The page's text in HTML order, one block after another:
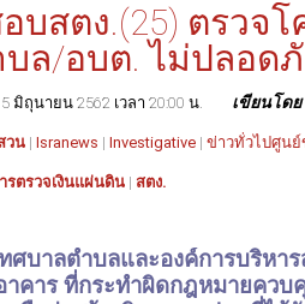
บสตง.(25) ตรวจ
บล/อบต. ไม่ปลอด
มิถุนายน 2562 เวลา 20:00 น. เขียนโดย
วน | Isranews | Investigative | ข่าวทั่วไปศูน
รตรวจเงินแผ่นดิน | สตง.
ทศบาลตำบลและองค์การบริห
คาร ที่กระทำผิดกฎหมายควบ